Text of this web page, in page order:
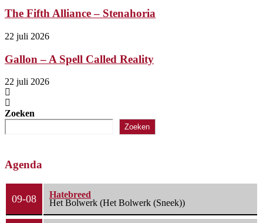
The Fifth Alliance – Stenahoria
22 juli 2026
Gallon – A Spell Called Reality
22 juli 2026
Zoeken
Zoeken
Agenda
09-08
Hatebreed
Het Bolwerk (Het Bolwerk (Sneek))